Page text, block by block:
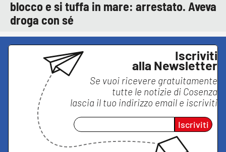
blocco e si tuffa in mare: arrestato. Aveva
droga con sé
Iscriviti
alla Newsletter
Se vuoi ricevere gratuitamente
tutte le notizie di Cosenza
lascia il tuo indirizzo email e iscriviti
Iscriviti